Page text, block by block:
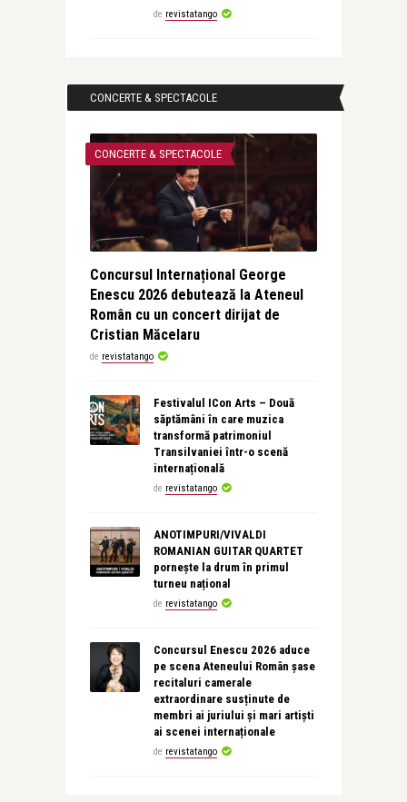
de revistatango
CONCERTE & SPECTACOLE
CONCERTE & SPECTACOLE
Concursul Internațional George
Enescu 2026 debutează la Ateneul
Român cu un concert dirijat de
Cristian Măcelaru
de revistatango
Festivalul ICon Arts – Două
săptămâni în care muzica
transformă patrimoniul
Transilvaniei într-o scenă
internațională
de revistatango
ANOTIMPURI/VIVALDI
ROMANIAN GUITAR QUARTET
pornește la drum în primul
turneu național
de revistatango
Concursul Enescu 2026 aduce
pe scena Ateneului Român șase
recitaluri camerale
extraordinare susținute de
membri ai juriului și mari artiști
ai scenei internaționale
de revistatango